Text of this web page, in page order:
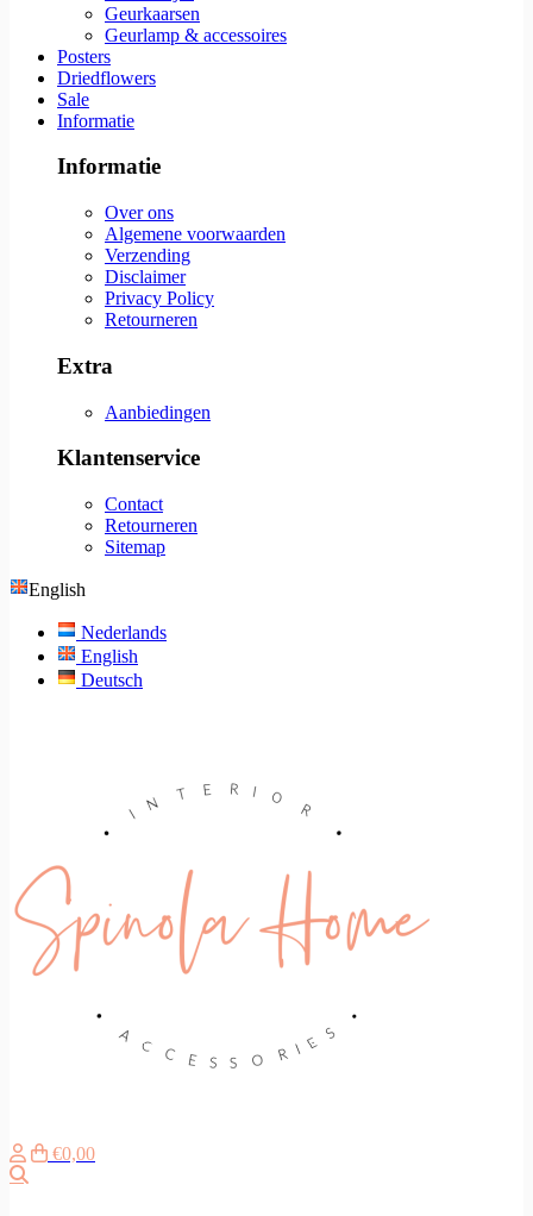
Geurkaarsen
Geurlamp & accessoires
Posters
Driedflowers
Sale
Informatie
Informatie
Over ons
Algemene voorwaarden
Verzending
Disclaimer
Privacy Policy
Retourneren
Extra
Aanbiedingen
Klantenservice
Contact
Retourneren
Sitemap
English
Nederlands
English
Deutsch
€0,00